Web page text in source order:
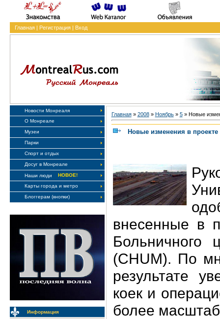
Главная| Регистрация| Вход
Новости Монреаля
О Монреале
Музеи
Парки
Спорт и отдых
Досуг в Монреале
Наши люди
НОВОЕ!
Карты города и метро
Блоггерам (кнопки)
Информация
Главная» 2008 » Ноябрь » 5» Новые
Новые изменения в проекте
внесенные в
Больничного
(CHUM). По
результате
коек и
более